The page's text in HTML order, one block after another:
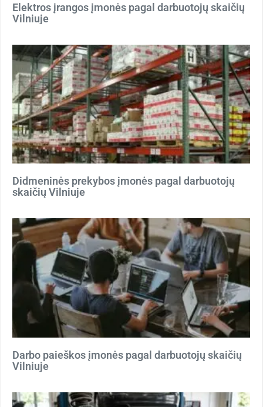
Elektros įrangos įmonės pagal darbuotojų skaičių
Vilniuje
Didmeninės prekybos įmonės pagal darbuotojų
skaičių Vilniuje
Darbo paieškos įmonės pagal darbuotojų skaičių
Vilniuje